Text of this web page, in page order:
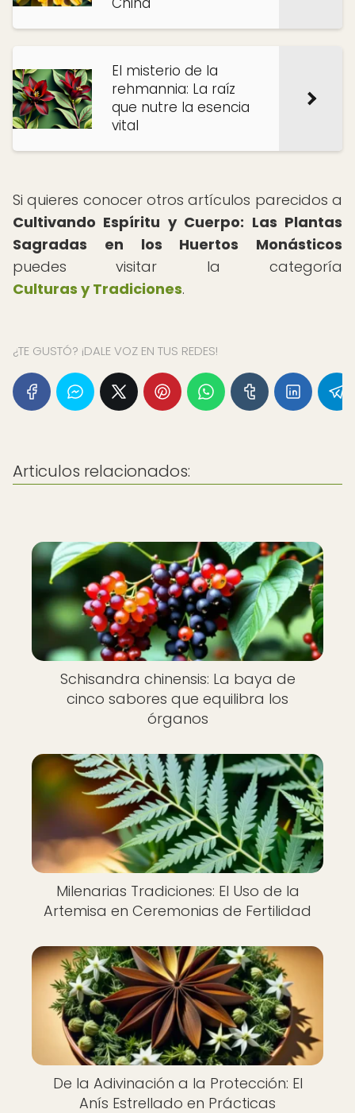
El misterio de la
rehmannia: La raíz
que nutre la esencia
vital
Si quieres conocer otros artículos parecidos a
Cultivando Espíritu y Cuerpo: Las Plantas
Sagradas en los Huertos Monásticos
puedes visitar la categoría
Culturas y Tradiciones.
¿TE GUSTÓ? ¡DALE VOZ EN TUS REDES!
Articulos relacionados:
Schisandra chinensis: La baya de
cinco sabores que equilibra los
órganos
Milenarias Tradiciones: El Uso de la
Artemisa en Ceremonias de Fertilidad
De la Adivinación a la Protección: El
Anís Estrellado en Prácticas